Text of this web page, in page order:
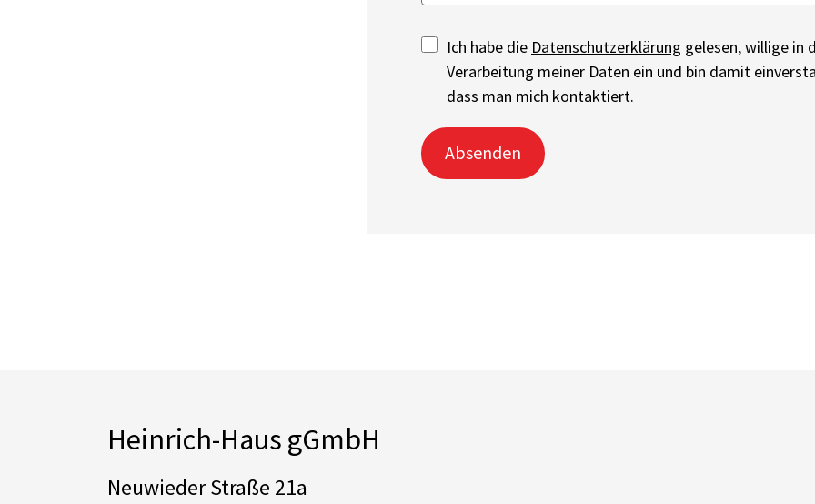
Ich habe die Datenschutzerklärung gelesen, willige in
Verarbeitung meiner Daten ein und bin damit
dass man mich kontaktiert.
Absenden
Heinrich-Haus gGmbH
Neuwieder Straße 21a